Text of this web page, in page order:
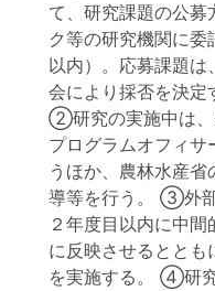
て、研究課題の公募
ク等の研究機関に
以内）。応募課題は
会により採否を決定
②研究の実施中は、
プログラムオフィサ
うほか、農林水産
導等を行う。 ③外
２年度目以内に中
に反映させるととも
を実施する。 ④研